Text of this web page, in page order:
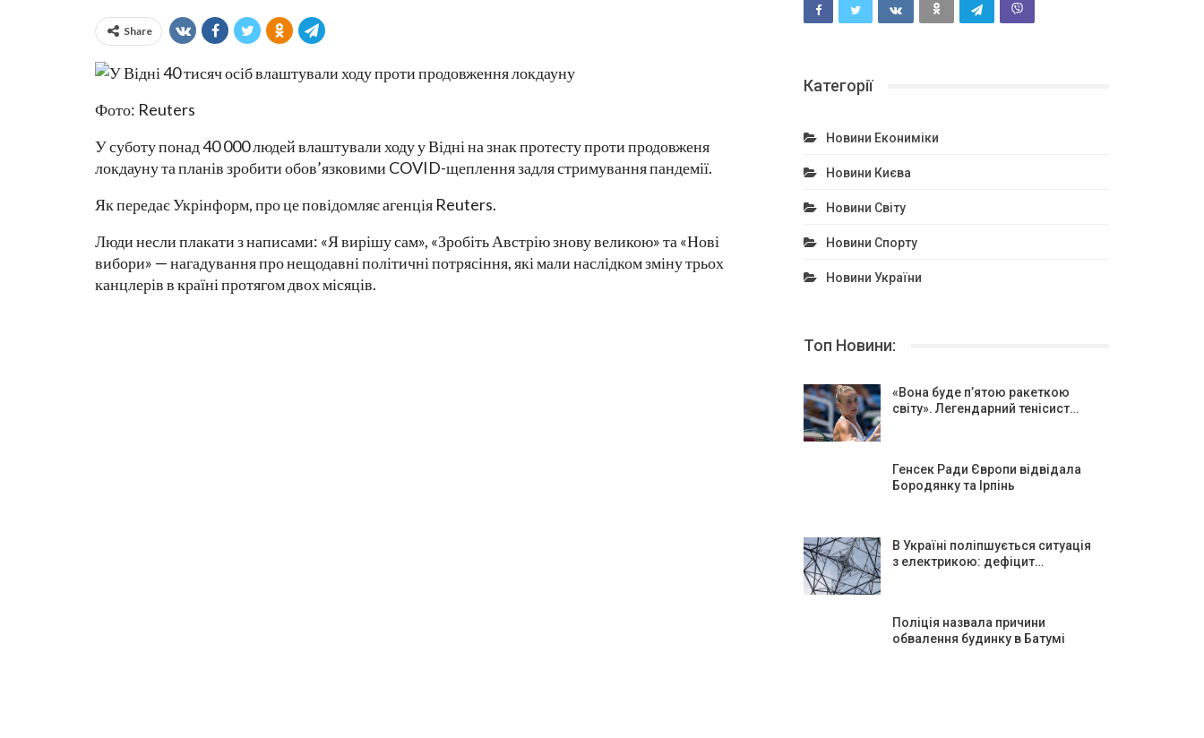
Share
Фото: Reuters
У суботу понад 40 000 людей влаштували ходу у Відні на знак протесту проти продовженя
локдауну та планів зробити обов’язковими COVID-щеплення задля стримування пандемії.
Як передає Укрінформ, про це повідомляє агенція Reuters.
Люди несли плакати з написами: «Я вирішу сам», «Зробіть Австрію знову великою» та «Нові
вибори» — нагадування про нещодавні політичні потрясіння, які мали наслідком зміну трьох
канцлерів в країні протягом двох місяців.
Категорії
Новини Екониміки
Новини Києва
Новини Світу
Новини Спорту
Новини України
Топ Новини:
«Вона буде п’ятою ракеткою
світу». Легендарний тенісист…
Генсек Ради Європи відвідала
Бородянку та Ірпінь
В Україні поліпшується ситуація
з електрикою: дефіцит…
Поліція назвала причини
обвалення будинку в Батумі